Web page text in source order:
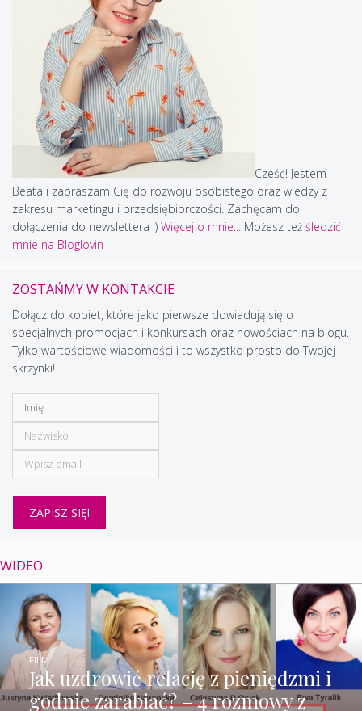
Cześć! Jestem
Beata i zapraszam Cię do rozwoju osobistego oraz wiedzy z
zakresu marketingu i przedsiębiorczości. Zachęcam do
dołączenia do newslettera :) Więcej o mnie... Możesz też śledzić
mnie na Bloglovin
ZOSTAŃMY W KONTAKCIE
Dołącz do kobiet, które jako pierwsze dowiadują się o
specjalnych promocjach i konkursach oraz nowościach na blogu.
Tylko wartościowe wiadomości i to wszystko prosto do Twojej
skrzynki!
WIDEO
Jak uzdrowić relację z pieniędzmi i
godnie zarabiać? – 4 rozmowy z
FILM